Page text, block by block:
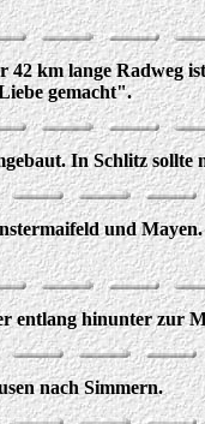
km lange Radweg
gemacht".
In Schlitz sollte
und
entlang hinunter zur
nach Simmern.